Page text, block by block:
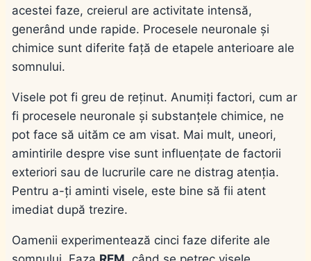
acestei faze, creierul are activitate intensă,
generând unde rapide. Procesele neuronale și
chimice sunt diferite față de etapele anterioare ale
somnului.
Visele pot fi greu de reținut. Anumiți factori, cum ar
fi procesele neuronale și substanțele chimice, ne
pot face să uităm ce am visat. Mai mult, uneori,
amintirile despre vise sunt influențate de factorii
exteriori sau de lucrurile care ne distrag atenția.
Pentru a-ți aminti visele, este bine să fii atent
imediat după trezire.
Oamenii experimentează cinci faze diferite ale